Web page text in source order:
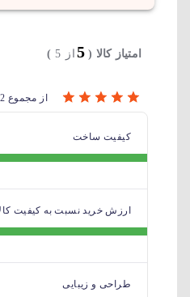
امتیاز کالا (5 از 5 )
از مجموع 2 دیدگاه
کیفیت ساخت
ارزش خرید نسبت به کیفیت
طراحی و زیبایی